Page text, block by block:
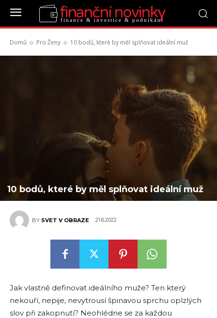
finanční novinky
finance & investice & podnikání
Domů Pro Ženy 10 bodů, které by měl splňovat ideální muž
10 bodů, které by měl splňovat ideální muž
BY SVET V OBRAZE 21.6.2022
Jak vlastně definovat ideálního muže? Ten který
nekouří, nepije, nevytrousí špinavou sprchu oplzlých
slov při zakopnutí? Neohlédne se za každou